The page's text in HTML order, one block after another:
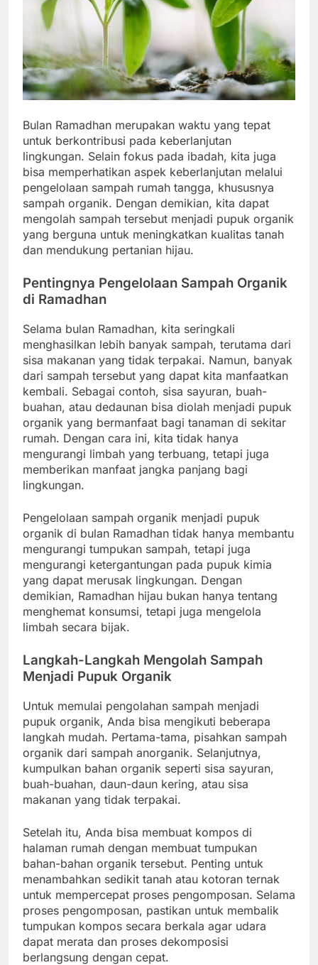
Bulan Ramadhan merupakan waktu yang tepat
untuk berkontribusi pada keberlanjutan
lingkungan. Selain fokus pada ibadah, kita juga
bisa memperhatikan aspek keberlanjutan melalui
pengelolaan sampah rumah tangga, khususnya
sampah organik. Dengan demikian, kita dapat
mengolah sampah tersebut menjadi pupuk organik
yang berguna untuk meningkatkan kualitas tanah
dan mendukung pertanian hijau.
Pentingnya Pengelolaan Sampah Organik
di Ramadhan
Selama bulan Ramadhan, kita seringkali
menghasilkan lebih banyak sampah, terutama dari
sisa makanan yang tidak terpakai. Namun, banyak
dari sampah tersebut yang dapat kita manfaatkan
kembali. Sebagai contoh, sisa sayuran, buah-
buahan, atau dedaunan bisa diolah menjadi pupuk
organik yang bermanfaat bagi tanaman di sekitar
rumah. Dengan cara ini, kita tidak hanya
mengurangi limbah yang terbuang, tetapi juga
memberikan manfaat jangka panjang bagi
lingkungan.
Pengelolaan sampah organik menjadi pupuk
organik di bulan Ramadhan tidak hanya membantu
mengurangi tumpukan sampah, tetapi juga
mengurangi ketergantungan pada pupuk kimia
yang dapat merusak lingkungan. Dengan
demikian, Ramadhan hijau bukan hanya tentang
menghemat konsumsi, tetapi juga mengelola
limbah secara bijak.
Langkah-Langkah Mengolah Sampah
Menjadi Pupuk Organik
Untuk memulai pengolahan sampah menjadi
pupuk organik, Anda bisa mengikuti beberapa
langkah mudah. Pertama-tama, pisahkan sampah
organik dari sampah anorganik. Selanjutnya,
kumpulkan bahan organik seperti sisa sayuran,
buah-buahan, daun-daun kering, atau sisa
makanan yang tidak terpakai.
Setelah itu, Anda bisa membuat kompos di
halaman rumah dengan membuat tumpukan
bahan-bahan organik tersebut. Penting untuk
menambahkan sedikit tanah atau kotoran ternak
untuk mempercepat proses pengomposan. Selama
proses pengomposan, pastikan untuk membalik
tumpukan kompos secara berkala agar udara
dapat merata dan proses dekomposisi
berlangsung dengan cepat.